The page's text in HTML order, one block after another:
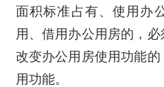
面积标准占有、使用办
用、借用办公用房的，
改变办公用房使用功能
用功能。